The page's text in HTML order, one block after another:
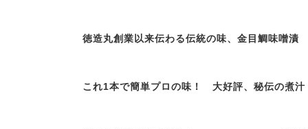
徳造丸創業以来伝わる伝統の味、金目鯛味噌漬
これ1本で簡単プロの味！ 大好評、秘伝の煮汁